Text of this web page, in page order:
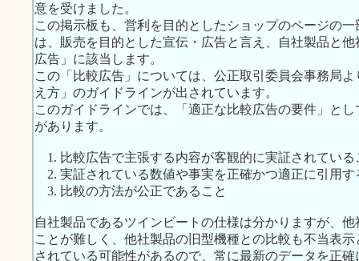
意を受けました。
この掲示板も、営利を目的としたショップのページの
は、販売を目的とした宣伝・広告と言え、自社製品と
広告」に該当します。
この「比較広告」については、公正取引委員会事務局
え方」のガイドラインが出されています。
このガイドラインでは、「適正な比較広告の要件」と
があります。
1. 比較広告で主張する内容が客観的に実証されている
2. 実証されている数値や事実を正確かつ適正に引用す
3. 比較の方法が公正であること
自社製品であるツインビートの仕様は分かりますが、
ことが難しく、他社製品の旧型機種との比較も不当表
されている可能性があるので、常に最新のデータを正